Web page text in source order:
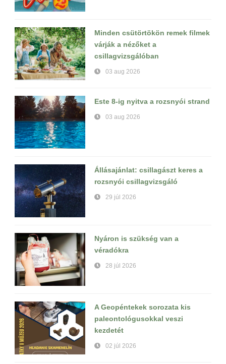
Minden csütörtökön remek filmek
várják a nézőket a
csillagvizsgálóban
03 aug 2026
Este 8-ig nyitva a rozsnyói strand
03 aug 2026
Állásajánlat: csillagászt keres a
rozsnyói csillagvizsgáló
29 júl 2026
Nyáron is szükség van a
véradókra
28 júl 2026
A Geopéntekek sorozata kis
paleontológusokkal veszi
kezdetét
02 júl 2026